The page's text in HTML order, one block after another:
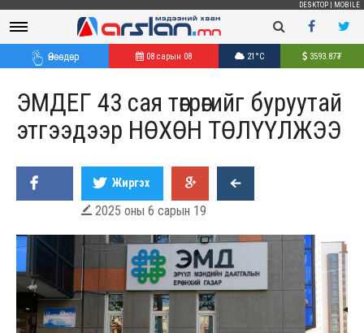
DESKTOP MOBILE
Өнөөдөр 08 сарын 08 21°C 3593.87₮
ЭМДЕГ 43 сая төгрөгийг буруутай
этгээдээр НӨХӨН ТӨЛҮҮЛЖЭЭ
Жиргэх
 2025 оны 6 сарын 19